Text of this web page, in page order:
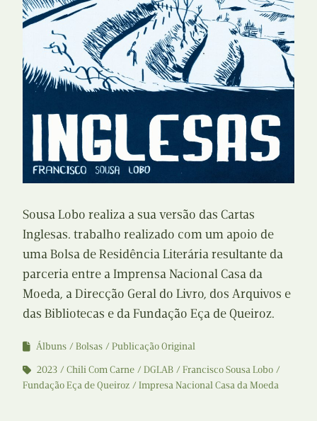
Sousa Lobo realiza a sua versão das Cartas
Inglesas. trabalho realizado com um apoio de
uma Bolsa de Residência Literária resultante da
parceria entre a Imprensa Nacional Casa da
Moeda, a Direcção Geral do Livro, dos Arquivos e
das Bibliotecas e da Fundação Eça de Queiroz.
Álbuns Bolsas
Publicação Original
2023
Chili Com Carne DGLAB
Francisco Sousa Lobo
Fundação Eça de Queiroz
Impresa Nacional Casa da Moeda